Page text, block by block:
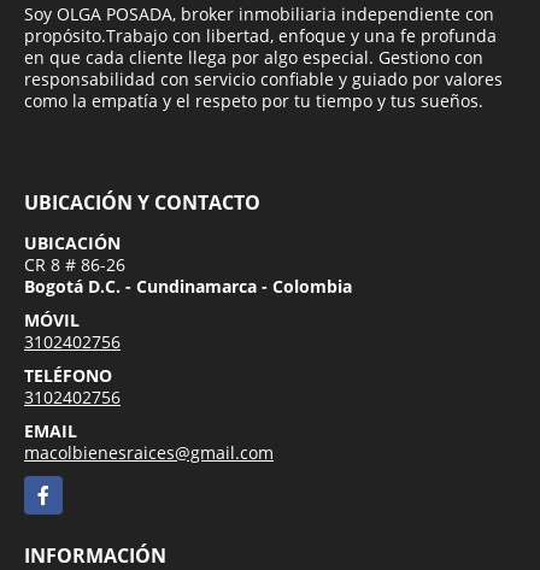
Soy OLGA POSADA, broker inmobiliaria independiente con
propósito.Trabajo con libertad, enfoque y una fe profunda
en que cada cliente llega por algo especial. Gestiono con
responsabilidad con servicio confiable y guiado por valores
como la empatía y el respeto por tu tiempo y tus sueños.
UBICACIÓN Y CONTACTO
UBICACIÓN
CR 8 # 86-26
Bogotá D.C. - Cundinamarca - Colombia
MÓVIL
3102402756
TELÉFONO
3102402756
EMAIL
macolbienesraices@gmail.com
Facebook
INFORMACIÓN